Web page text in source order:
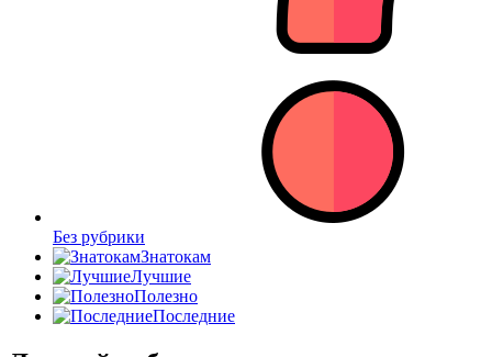
Без рубрики
Знатокам
Лучшие
Полезно
Последние